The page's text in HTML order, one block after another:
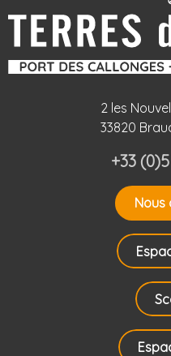
2 les
33820
+33
Nous